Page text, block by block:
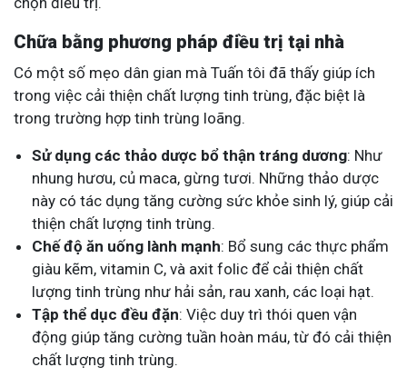
Chữa bằng phương pháp điều trị tại nhà
Có một số mẹo dân gian mà Tuấn tôi đã thấy giúp ích
trong việc cải thiện chất lượng tinh trùng, đặc biệt là
trong trường hợp tinh trùng loãng.
Sử dụng các thảo dược bổ thận tráng dương: Như
nhung hươu, củ maca, gừng tươi. Những thảo dược
này có tác dụng tăng cường sức khỏe sinh lý, giúp cải
thiện chất lượng tinh trùng.
Chế độ ăn uống lành mạnh: Bổ sung các thực phẩm
giàu kẽm, vitamin C, và axit folic để cải thiện chất
lượng tinh trùng như hải sản, rau xanh, các loại hạt.
Tập thể dục đều đặn: Việc duy trì thói quen vận
động giúp tăng cường tuần hoàn máu, từ đó cải thiện
chất lượng tinh trùng.